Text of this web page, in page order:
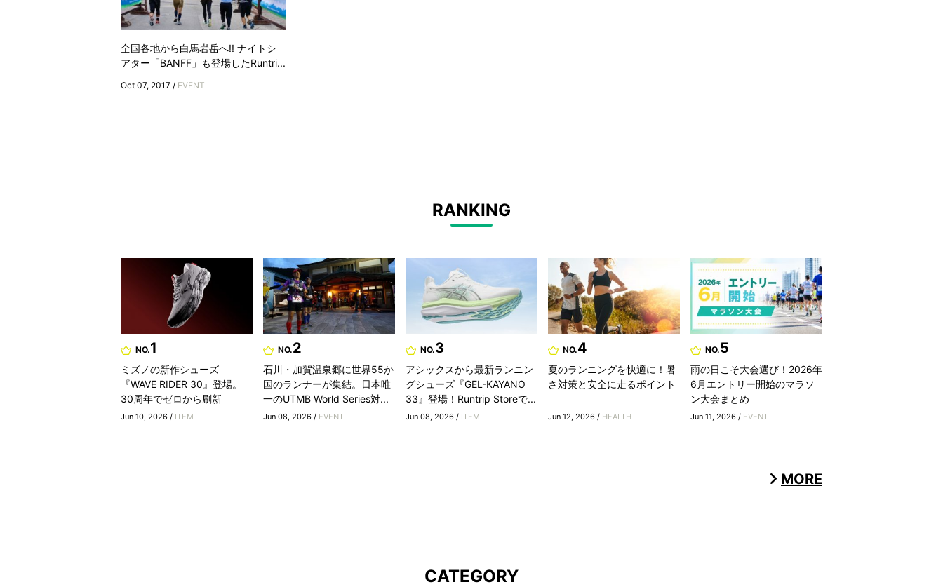
全国各地から白馬岩岳へ!! ナイトシ
アター「BANFF」も登場したRuntri...
Oct 07, 2017 / EVENT
RANKING
NO.1
ミズノの新作シューズ
『WAVE RIDER 30』登場。
30周年でゼロから刷新
Jun 10, 2026 / ITEM
NO.2
石川・加賀温泉郷に世界55か
国のランナーが集結。日本唯
一のUTMB World Series対...
Jun 08, 2026 / EVENT
NO.3
アシックスから最新ランニン
グシューズ『GEL-KAYANO
33』登場！Runtrip Storeで...
Jun 08, 2026 / ITEM
NO.4
夏のランニングを快適に！暑
さ対策と安全に走るポイント
Jun 12, 2026 / HEALTH
NO.5
雨の日こそ大会選び！2026年
6月エントリー開始のマラソ
ン大会まとめ
Jun 11, 2026 / EVENT
MORE
CATEGORY